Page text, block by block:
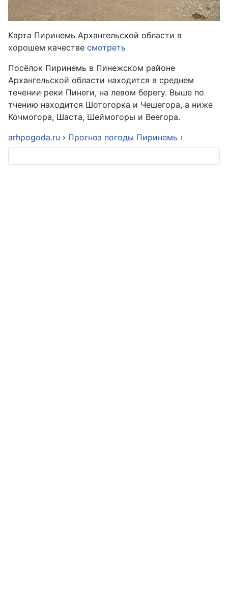
Карта Пиринемь Архангельской области в
хорошем качестве смотреть
Посёлок Пиринемь в Пинежском районе
Архангельской области находится в среднем
течении реки Пинеги, на левом берегу. Выше по
тчению находится Шотогорка и Чешегора, а ниже
Кочмогора, Шаста, Шеймогоры и Веегора.
arhpogoda.ru › Прогноз погоды Пиринемь ›